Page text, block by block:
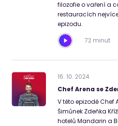
filozofie o vaření a
restauracích
epizodu.
72 minut
16. 10. 2024
Chef Arena se
V této epizodě Chef
Šimůnek Zdeňka
hotelů Mandarin a